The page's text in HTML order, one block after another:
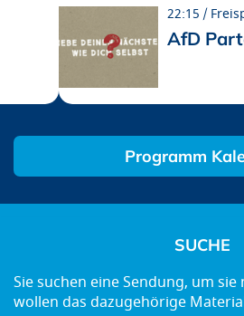
22:15
AfD
Programm
SUCHE